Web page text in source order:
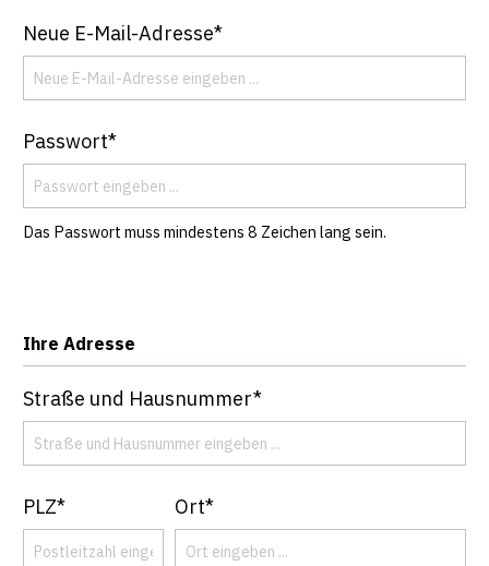
Neue E-Mail-Adresse*
Passwort*
Das Passwort muss mindestens 8 Zeichen lang sein.
Ihre Adresse
Straße und Hausnummer*
PLZ* Ort*